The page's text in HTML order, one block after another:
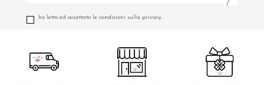
ho letto ed accettato le condizioni sulla privacy.